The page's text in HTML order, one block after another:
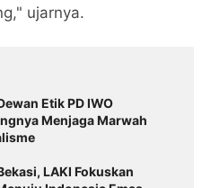
ujarnya.
Etik PD IWO
Menjaga Marwah
LAKI Fokuskan